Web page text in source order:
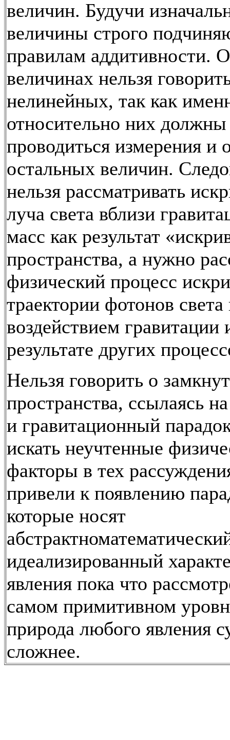
величин. Будучи
величины строго
правилам аддитивности.
величинах нельзя
нелинейных, так как
относительно них должны
проводиться измерения и
остальных величин.
нельзя рассматривать
луча света вблизи
масс как результат
пространства, а нужно
физический процесс
траектории фотонов света
воздействием гравитации
результате других
Нельзя говорить о
пространства, ссылаясь
и гравитационный
искать неучтенные
факторы в тех
привели к появлению
которые носят
идеализированный
явления пока что
самом примитивном
природа любого явления
сложнее.